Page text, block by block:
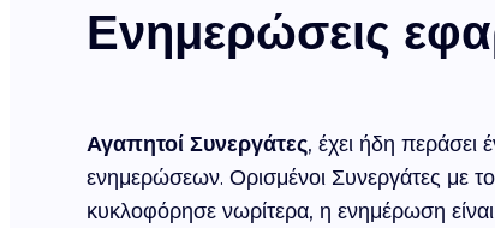
Ενημερώσεις
Αγαπητοί Συνεργάτες, έχει ήδη περάσει
ενημερώσεων. Ορισμένοι Συνεργάτες με
κυκλοφόρησε νωρίτερα, η ενημέρωση